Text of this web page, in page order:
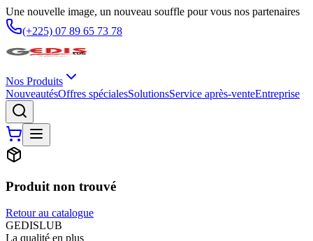
Une nouvelle image, un nouveau souffle pour vous nos partenaires
(+225) 07 89 65 73 78
Nos Produits
NouveautésOffres spécialesSolutionsService après-venteEntreprise
Produit non trouvé
Retour au catalogue
GEDISLUB
La qualité en plus